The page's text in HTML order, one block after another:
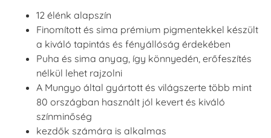
12 élénk alapszín
Finomított és sima prémium pigmentekkel készült
a kiváló tapintás és fényállóság érdekében
Puha és sima anyag, így könnyedén, erőfeszítés
nélkül lehet rajzolni
A Mungyo által gyártott és világszerte több mint
80 országban használt jól kevert és kiváló
színminőség
kezdők számára is alkalmas